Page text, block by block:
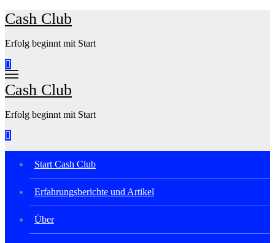
Zum
Inhalt
Cash Club
Erfolg beginnt mit Start
Cash Club
Erfolg beginnt mit Start
Start Cash Club
Erfahrungsberichte und Artikel
Über